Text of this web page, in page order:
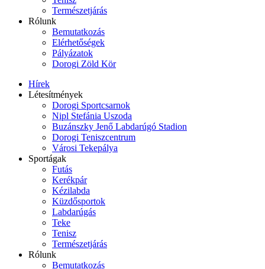
Természetjárás
Rólunk
Bemutatkozás
Elérhetőségek
Pályázatok
Dorogi Zöld Kör
Hírek
Létesítmények
Dorogi Sportcsarnok
Nipl Stefánia Uszoda
Buzánszky Jenő Labdarúgó Stadion
Dorogi Teniszcentrum
Városi Tekepálya
Sportágak
Futás
Kerékpár
Kézilabda
Küzdősportok
Labdarúgás
Teke
Tenisz
Természetjárás
Rólunk
Bemutatkozás